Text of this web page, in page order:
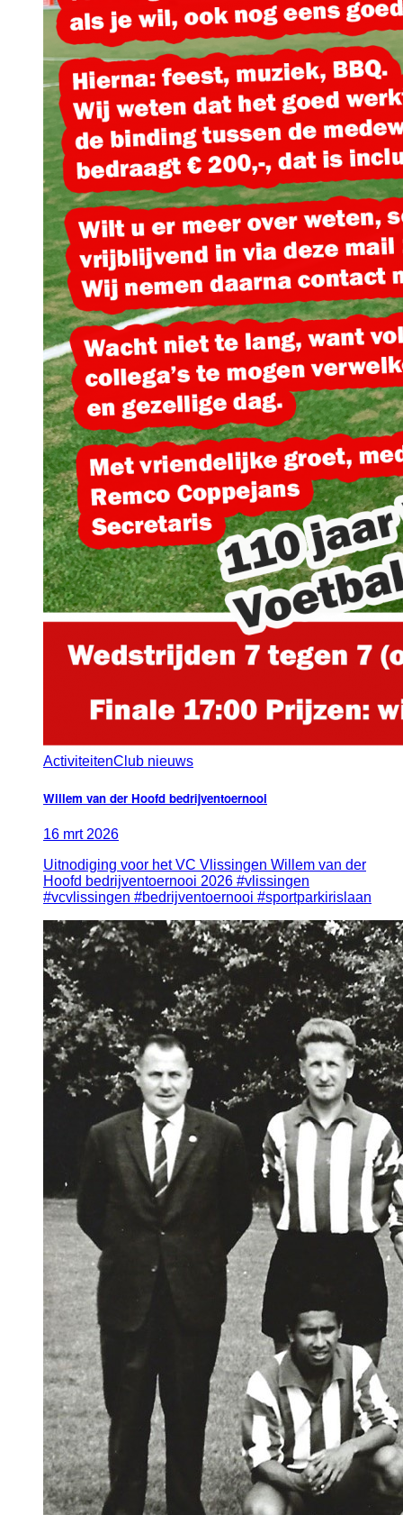
ActiviteitenClub nieuws
Willem van der Hoofd bedrijventoernooi
16 mrt 2026
Uitnodiging voor het VC Vlissingen Willem van der
Hoofd bedrijventoernooi 2026 #vlissingen
#vcvlissingen #bedrijventoernooi #sportparkirislaan